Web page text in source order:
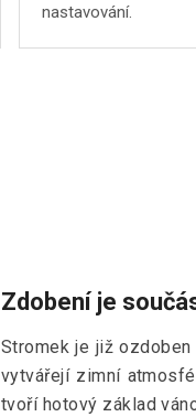
nastavování.
Zdobení je
Stromek je již
vytvářejí zimní
tvoří hotový základ